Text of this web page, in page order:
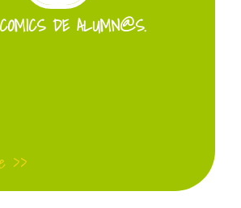
DE ALUMN@S.
>>